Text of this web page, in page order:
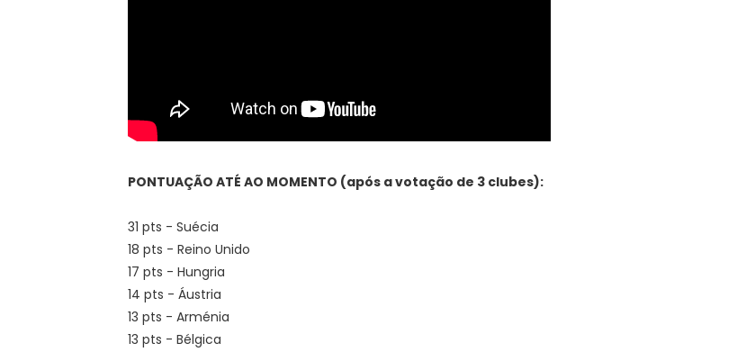
PONTUAÇÃO ATÉ AO MOMENTO (após a votação de 3 clubes):
31 pts - Suécia
18 pts - Reino Unido
17 pts - Hungria
14 pts - Áustria
13 pts - Arménia
13 pts - Bélgica